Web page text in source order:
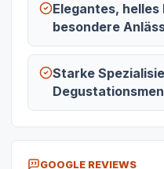
Elegantes,
besondere
Starke
GOOGLE REVIEWS